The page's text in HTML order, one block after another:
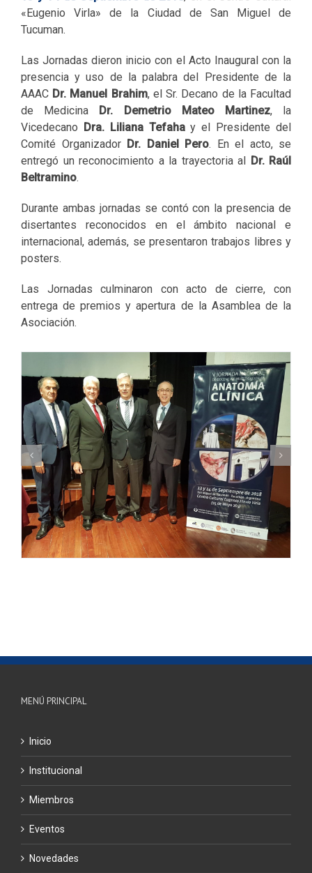
«Eugenio Virla» de la Ciudad de San Miguel de
Tucuman.
Las Jornadas dieron inicio con el Acto Inaugural con la
presencia y uso de la palabra del Presidente de la
AAAC Dr. Manuel Brahim, el Sr. Decano de la Facultad
de Medicina Dr. Demetrio Mateo Martinez, la
Vicedecano Dra. Liliana Tefahay el Presidente del
Comité Organizador Dr. Daniel Pero. En el acto, se
entregó un reconocimiento a la trayectoria al Dr. Raúl
Beltramino.
Durante ambas jornadas se contó con la presencia de
disertantes reconocidos en el ámbito nacional e
internacional, además, se presentaron trabajos libres y
posters.
Las Jornadas culminaron con acto de cierre, con
entrega de premios y apertura de la Asamblea de la
Asociación.
MENÚ PRINCIPAL
Inicio
Institucional
Miembros
Eventos
Novedades